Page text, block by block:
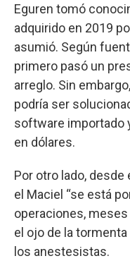
Eguren tomó
adquirido en 2019
asumió. Según
primero pasó un
arreglo. Sin
podría ser
software importado
en dólares.
Por otro lado,
el Maciel “se está
operaciones,
el ojo de la
los anestesistas.